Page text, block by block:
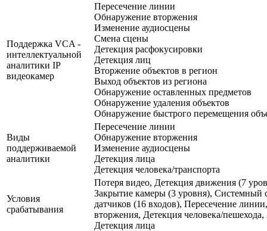
Поддержка VCA -
интеллектуальной
аналитики IP
видеокамер
Пересечение линии
Обнаружение вторжения
Изменение аудиосцены
Смена сцены
Детекция расфокусировки
Детекция лиц
Вторжение объектов в регион
Выход объектов из региона
Обнаружение оставленных предметов
Обнаружение удаления объектов
Обнаружение быстрого перемещения
Виды
поддерживаемой
аналитики
Пересечение линии
Обнаружение вторжения
Изменение аудиосцены
Детекция лица
Детекция человека/транспорта
Условия
срабатывания
Потеря видео, Детекция движения (7
Закрытие камеры (3 уровня), Системный
датчиков (16 входов), Пересечение
вторжения, Детекция человека/
Детекция лица